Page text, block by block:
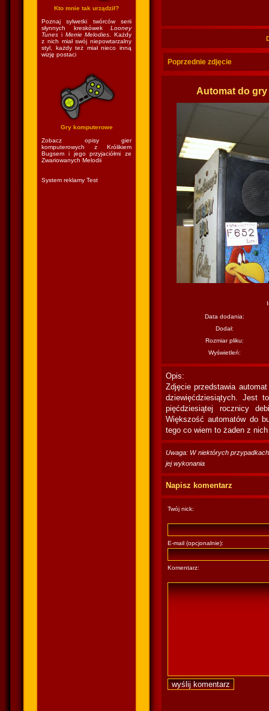
Kto mnie tak urządził?
Poznaj sylwetki twórców serii
słynnych kreskówek Looney
Tunes i Merrie Melodies . Każdy
z nich miał swój niepowtarzalny
styl, każdy też miał nieco inną
wizję postaci
Gry komputerowe
Zobacz opisy gier
komputerowych z Królikiem
Bugsem i jego przyjaciółmi ze
Zwariowanych Melodii
System reklamy Test
Poprzednie zdjęcie
Automat do
Data dodania:
Dodał:
Rozmiar pliku:
Wyświetleń:
Opis:
Zdjęcie przedstawia
dziewięćdziesiątych. Jest
pięćdziesiątej rocznicy
Większość automatów do
tego co wiem to żaden z
Uwaga: W niektórych
jej wykonania
Napisz komentarz
Twój nick:
E-mail (opcjonalnie):
Komentarz: